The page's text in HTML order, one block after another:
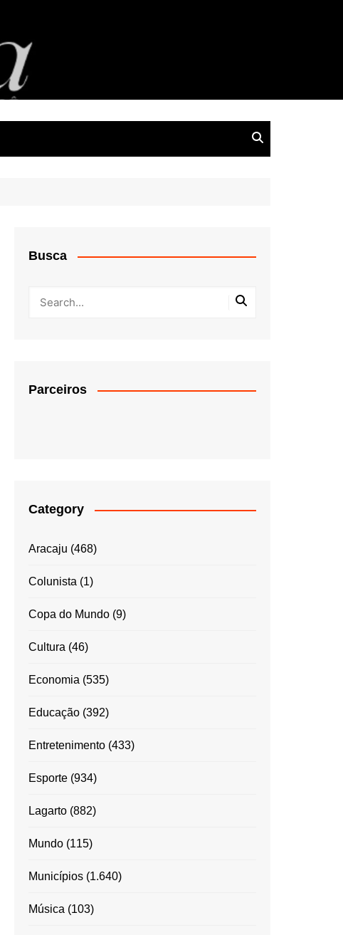
Busca
Parceiros
Category
Aracaju (468)
Colunista (1)
Copa do Mundo (9)
Cultura (46)
Economia (535)
Educação (392)
Entretenimento (433)
Esporte (934)
Lagarto (882)
Mundo (115)
Municípios (1.640)
Música (103)